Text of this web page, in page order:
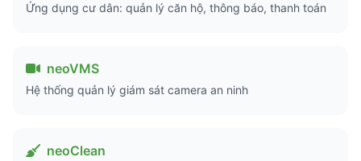
Ứng dụng cư dân: quản lý căn hộ, thông báo, thanh toán
neoVMS
Hệ thống quản lý giám sát camera an ninh
neoClean